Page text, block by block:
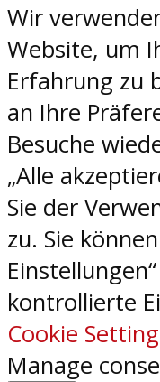
Wir
Website, um
Erfahrung zu
an Ihre
Besuche
„Alle
Sie der
zu. Sie
kontrollierte
Cookie
Manage